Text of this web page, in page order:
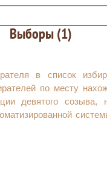
Выборы (1)
в список
по месту
девятого созыва,